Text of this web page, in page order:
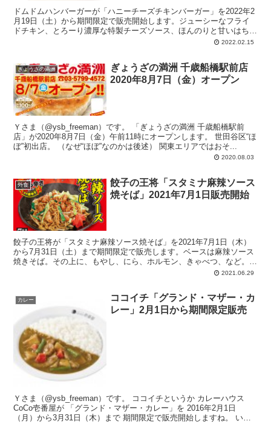
ドムドムハンバーガーが「ハニーチーズチキンバーガー」を2022年2
月19日（土）から期間限定で販売開始します。ジューシーなフライ
ドチキン、とろーり濃厚な特製チーズソース、ほんのりと甘いはちみ
つ、という組み合わせ。とろっとした食感とサクサクした食感の違い
2022.02.15
ぎょうざの満洲
ぎょうざの満洲 千歳船橋駅前店
2020年8月7日（金）オープン
Ｙさま（@ysb_freeman）です。 「ぎょうざの満洲 千歳船橋駅前
店」が2020年8月7日（金）午前11時にオープンします。 世田谷区“ほ
ぼ”初出店。 （なぜ“ほぼ”なのかは後述） 関東エリアではおそ...
2020.08.03
外食
餃子の王将「スタミナ麻辣ソース
焼そば」2021年7月1日販売開始
餃子の王将が「スタミナ麻辣ソース焼そば」を2021年7月1日（木）
から7月31日（土）まで期間限定で販売します。ベースは麻辣ソース
焼きそば。その上に、もやし、にら、ホルモン、きゃべつ、など。全
体に粗挽きな激辛唐辛子がふりかかっています。ちょこんと紅しょう
2021.06.29
カレー
ココイチ「グランド・マザー・カ
レー」2月1日から期間限定販売
Ｙさま（@ysb_freeman）です。 ココイチというか カレーハウス
CoCo壱番屋が 「グランド・マザー・カレー」を 2016年2月1日
（月）から3月31日（木）まで 期間限定で販売開始しますね。 いろ